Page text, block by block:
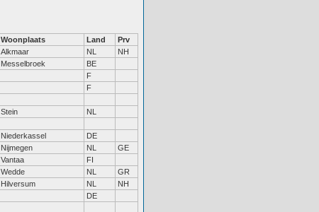
Woonplaats Land
Prv
Alkmaar NL
NH
Messelbroek
BE
F
F
Stein
NL
Niederkassel
DE
Nijmegen NL
GE
Vantaa
FI
Wedde NL
GR
Hilversum NL
NH
DE